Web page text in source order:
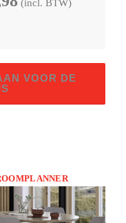
(incl. BTW)
VOOR DE